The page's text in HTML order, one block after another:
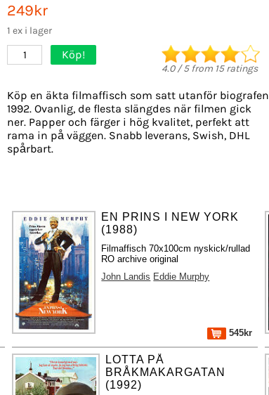
249kr
1 ex i lager
1 Köp!
4.0/5from 15ratings
Köp en äkta filmaffisch som satt utanför biografen
1992. Ovanlig, de flesta slängdes när filmen gick
ner. Papper och färger i hög kvalitet, perfekt att
rama in på väggen. Snabb leverans, Swish, DHL
spårbart.
EN PRINS I NEW YORK
(1988)
Filmaffisch 70x100cm nyskick/rullad
RO archive original
John Landis Eddie Murphy
545kr
LOTTA PÅ
BRÅKMAKARGATAN
(1992)